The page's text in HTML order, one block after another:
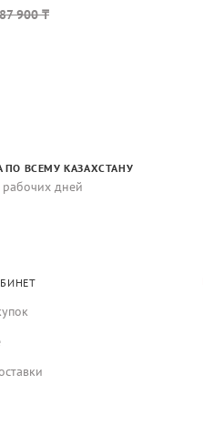
87 900 ₸
ПО ВСЕМУ КАЗАХСТАНУ
дней